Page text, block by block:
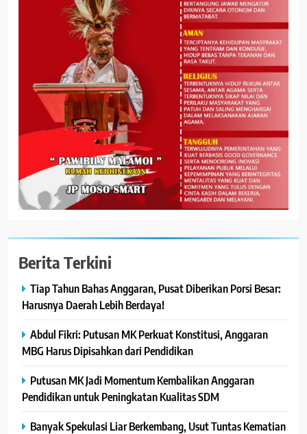
Berita Terkini
Tiap Tahun Bahas Anggaran, Pusat Diberikan Porsi Besar:
Harusnya Daerah Lebih Berdaya!
Abdul Fikri: Putusan MK Perkuat Konstitusi, Anggaran
MBG Harus Dipisahkan dari Pendidikan
Putusan MK Jadi Momentum Kembalikan Anggaran
Pendidikan untuk Peningkatan Kualitas SDM
Banyak Spekulasi Liar Berkembang, Usut Tuntas Kematian